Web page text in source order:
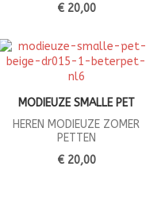
€ 20,00
MODIEUZE SMALLE PET
HEREN MODIEUZE ZOMER
PETTEN
€ 20,00